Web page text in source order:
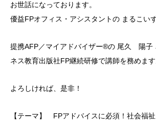
お世話になっております。
優益FPオフィス・アシスタントの まるこい
提携AFP／マイアドバイザー®︎の 尾久 陽子
ネス教育出版社FP継続研修で講師を務めます
よろしければ、是非！
【テーマ】 FPアドバイスに必須！社会福